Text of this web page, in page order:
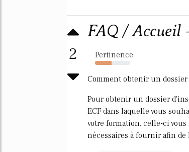
2
FAQ / Accueil
Pertinence
47%
Comment obtenir un
Pour obtenir un dossier
ECF dans laquelle vous
votre formation, celle-ci
nécessaires à fournir afin de